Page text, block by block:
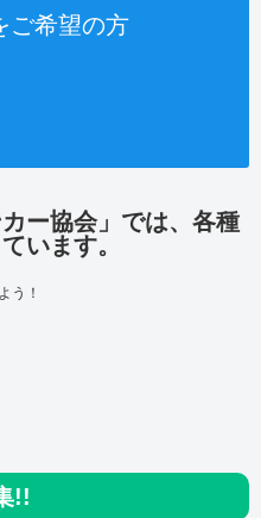
ご希望の方
ー協会」では、各種
います。
う！
!!